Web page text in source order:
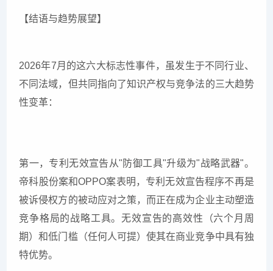
【结语与趋势展望】
2026年7月的这六大标志性事件，虽发生于不同行业、
不同法域，但共同指向了知识产权与竞争法的三大趋势
性变革：
第一，专利无效宣告从"防御工具"升级为"战略武器"。
帝科股份案和OPPO案表明，专利无效宣告程序不再是
被诉侵权方的被动应对之策，而正在成为企业主动塑造
竞争格局的战略工具。无效宣告的高效性（六个月周
期）和低门槛（任何人可提）使其在商业竞争中具有独
特优势。